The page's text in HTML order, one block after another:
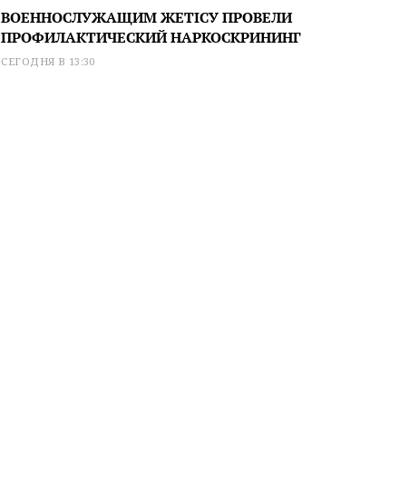
ВОЕННОСЛУЖАЩИМ ЖЕТІСУ ПРОВЕЛИ
ПРОФИЛАКТИЧЕСКИЙ НАРКОСКРИНИНГ
СЕГОДНЯ В 13:30